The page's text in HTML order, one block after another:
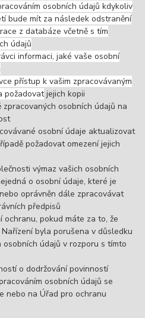
osobních údajů kdykoliv
bude mít za následek odstranění
z databáze včetně s tím
údajů
informaci, jaké vaše osobní
přístup k vašim zpracovávaným
požadovatjejich kopii
osobních údajů na
osobní údaje aktualizovat
požadovat omezení jejich
výmaz vašich osobních
o osobní údaje, které je
oprávněn dále zpracovávat
předpisů
ochranu, pokud máte za to, že
byla porušena v důsledku
osobních údajů v rozporu s tímto
o dodržování povinností
osobních údajů se
nebo na Úřad pro ochranu